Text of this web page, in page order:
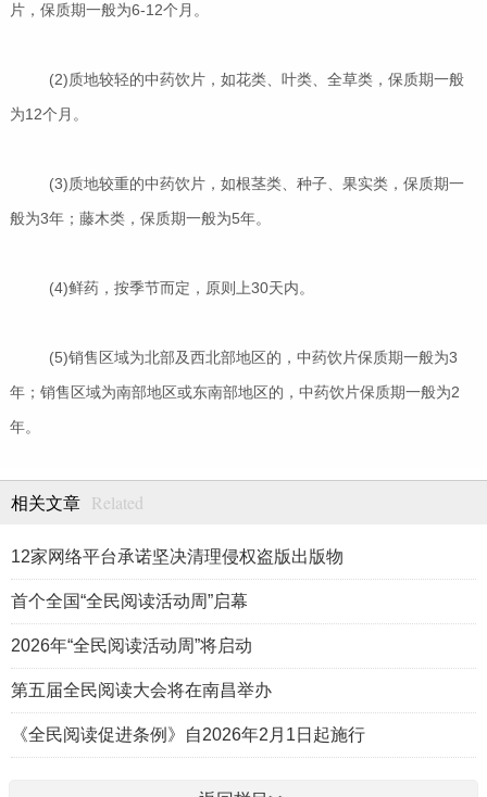
片，保质期一般为6-12个月。
(2)质地较轻的中药饮片，如花类、叶类、全草类，保质期一般
为12个月。
(3)质地较重的中药饮片，如根茎类、种子、果实类，保质期一
般为3年；藤木类，保质期一般为5年。
(4)鲜药，按季节而定，原则上30天内。
(5)销售区域为北部及西北部地区的，中药饮片保质期一般为3
年；销售区域为南部地区或东南部地区的，中药饮片保质期一般为2
年。
相关文章 Related
12家网络平台承诺坚决清理侵权盗版出版物
首个全国“全民阅读活动周”启幕
2026年“全民阅读活动周”将启动
第五届全民阅读大会将在南昌举办
《全民阅读促进条例》自2026年2月1日起施行